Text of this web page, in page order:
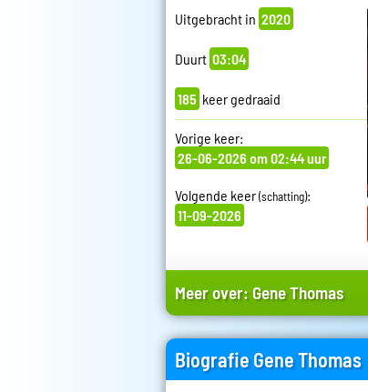
Uitgebracht in 2020
Duurt 03:04
185 keer gedraaid
Vorige keer:
26-06-2026 om 02:44 uur
Volgende keer(schatting):
11-09-2026
Meer over: Gene Thomas
Biografie Gene Thomas